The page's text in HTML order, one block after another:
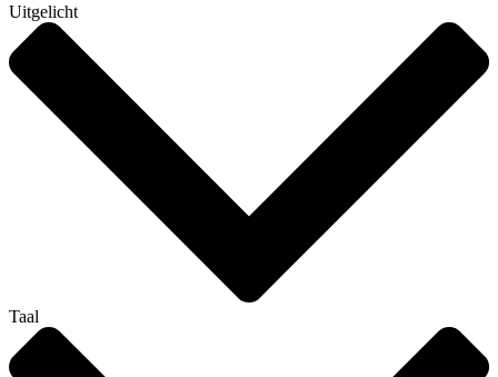
Uitgelicht
Taal